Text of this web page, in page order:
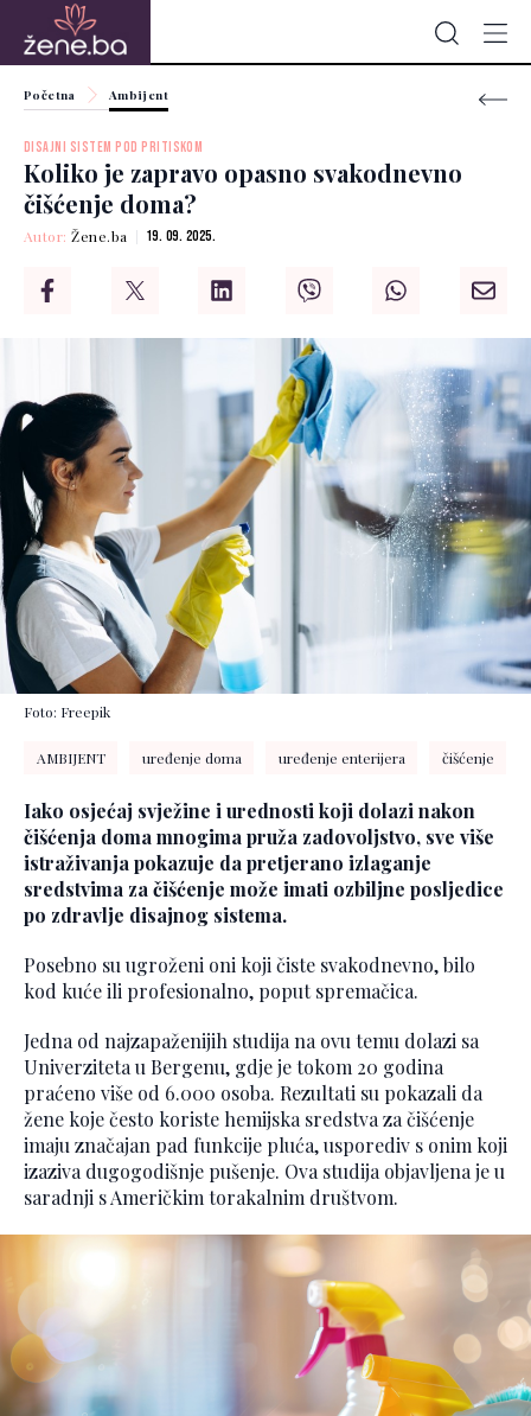
Početna Ambijent
DISAJNI SISTEM POD PRITISKOM
Koliko je zapravo opasno svakodnevno
čišćenje doma?
Autor:Žene.ba 19. 09. 2025.
Foto: Freepik
AMBIJENT uređenje doma uređenje enterijera čišćenje
Iako osjećaj svježine i urednosti koji dolazi nakon
čišćenja doma mnogima pruža zadovoljstvo, sve više
istraživanja pokazuje da pretjerano izlaganje
sredstvima za čišćenje može imati ozbiljne posljedice
po zdravlje disajnog sistema.
Posebno su ugroženi oni koji čiste svakodnevno, bilo
kod kuće ili profesionalno, poput spremačica.
Jedna od najzapaženijih studija na ovu temu dolazi sa
Univerziteta u Bergenu, gdje je tokom 20 godina
praćeno više od 6.000 osoba. Rezultati su pokazali da
žene koje često koriste hemijska sredstva za čišćenje
imaju značajan pad funkcije pluća, usporediv s onim koji
izaziva dugogodišnje pušenje. Ova studija objavljena je u
saradnji s Američkim torakalnim društvom.